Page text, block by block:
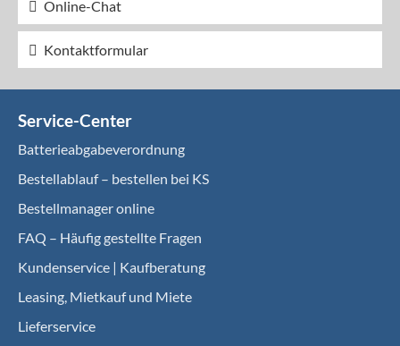
Online-Chat
Kontaktformular
Service-Center
Batterieabgabeverordnung
Bestellablauf – bestellen bei KS
Bestellmanager online
FAQ – Häufig gestellte Fragen
Kundenservice | Kaufberatung
Leasing, Mietkauf und Miete
Lieferservice